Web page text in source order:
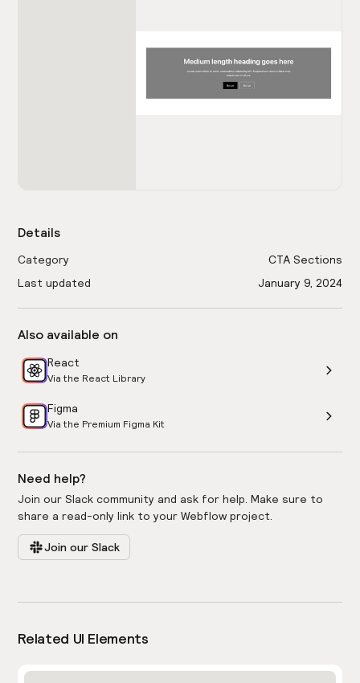
Details
Category
CTA Sections
Last updated
January 9, 2024
Also available on
React
Via the React Library
Figma
Via the Premium Figma Kit
Need help?
Join our Slack community and ask for help. Make sure to
share a read-only link to your Webflow project.
Join our Slack
Related UI Elements